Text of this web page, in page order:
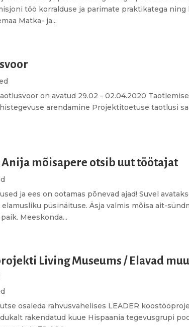
töö korralduse ja parimate praktikatega ning
Matka- ja...
on avatud 29.02 - 02.04.2020
arendamine Projektitoetuse taotlusi
Anija mõisapere otsib uut töötajat
ja ees on ootamas põnevad ajad! Suvel
püsinäituse. Äsja valmis mõisa ait-
Meeskonda...
Living Museums / Elavad
osaleda rahvusvahelises LEADER
rakendatud kuue Hispaania tegevusgrupi